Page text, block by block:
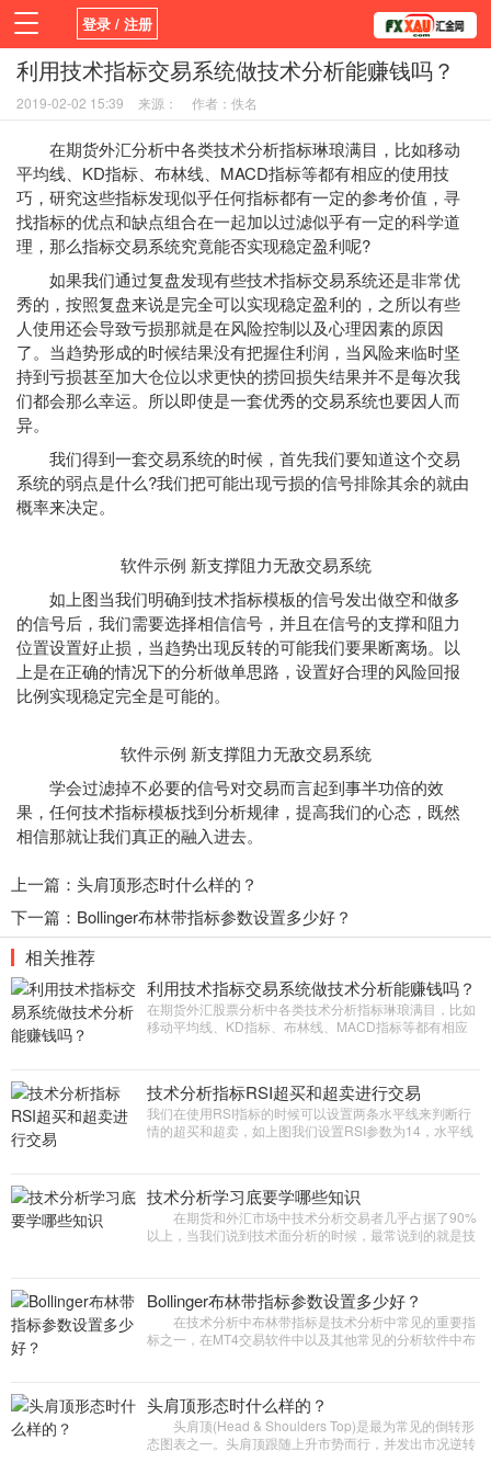
登录 / 注册
首页 活动 新闻 学院 平台
利用技术指标交易系统做技术分析能赚钱吗？
2019-02-02 15:39 来源： 作者：佚名
在期货外汇分析中各类技术分析指标琳琅满目，比如移动
平均线、KD指标、布林线、MACD指标等都有相应的使用技
巧，研究这些指标发现似乎任何指标都有一定的参考价值，寻
找指标的优点和缺点组合在一起加以过滤似乎有一定的科学道
理，那么指标交易系统究竟能否实现稳定盈利呢?
如果我们通过复盘发现有些技术指标交易系统还是非常优
秀的，按照复盘来说是完全可以实现稳定盈利的，之所以有些
人使用还会导致亏损那就是在风险控制以及心理因素的原因
了。当趋势形成的时候结果没有把握住利润，当风险来临时坚
持到亏损甚至加大仓位以求更快的捞回损失结果并不是每次我
们都会那么幸运。所以即使是一套优秀的交易系统也要因人而
异。
我们得到一套交易系统的时候，首先我们要知道这个交易
系统的弱点是什么?我们把可能出现亏损的信号排除其余的就由
概率来决定。
软件示例 新支撑阻力无敌交易系统
如上图当我们明确到技术指标模板的信号发出做空和做多
的信号后，我们需要选择相信信号，并且在信号的支撑和阻力
位置设置好止损，当趋势出现反转的可能我们要果断离场。以
上是在正确的情况下的分析做单思路，设置好合理的风险回报
比例实现稳定完全是可能的。
软件示例 ​​​​​​​新支撑阻力无敌交易系统
学会过滤掉不必要的信号对交易而言起到事半功倍的效
果，任何技术指标模板找到分析规律，提高我们的心态，既然
相信那就让我们真正的融入进去。
上一篇： 头肩顶形态时什么样的？
下一篇： Bollinger布林带指标参数设置多少好？
相关推荐
利用技术指标交易系统做技术分析能赚钱吗？
在期货外汇股票分析中各类技术分析指标琳琅满目，比如
移动平均线、KD指标、布林线、MACD指标等都有相应
定盈利呢?
技术分析指标RSI超买和超卖进行交易
我们在使用RSI指标的时候可以设置两条水平线来判断行
情的超买和超卖，如上图我们设置RSI参数为14，水平线
技术分析学习底要学哪些知识
在期货和外汇市场中技术分析交易者几乎占据了90%
以上，当我们说到技术面分析的时候，最常说到的就是技
Bollinger布林带指标参数设置多少好？
在技术分析中布林带指标是技术分析中常见的重要指
标之一，在MT4交易软件中以及其他常见的分析软件中布
头肩顶形态时什么样的？
头肩顶(Head & Shoulders Top)是最为常见的倒转形
态图表之一。头肩顶跟随上升市势而行，并发出市况逆转